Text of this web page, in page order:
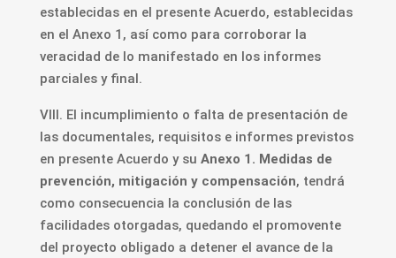
establecidas en el presente Acuerdo, establecidas
en el Anexo 1, así como para corroborar la
veracidad de lo manifestado en los informes
parciales y final.
VIII. El incumplimiento o falta de presentación de
las documentales, requisitos e informes previstos
en presente Acuerdo y su Anexo 1. Medidas de
prevención, mitigación y compensación, tendrá
como consecuencia la conclusión de las
facilidades otorgadas, quedando el promovente
del proyecto obligado a detener el avance de la